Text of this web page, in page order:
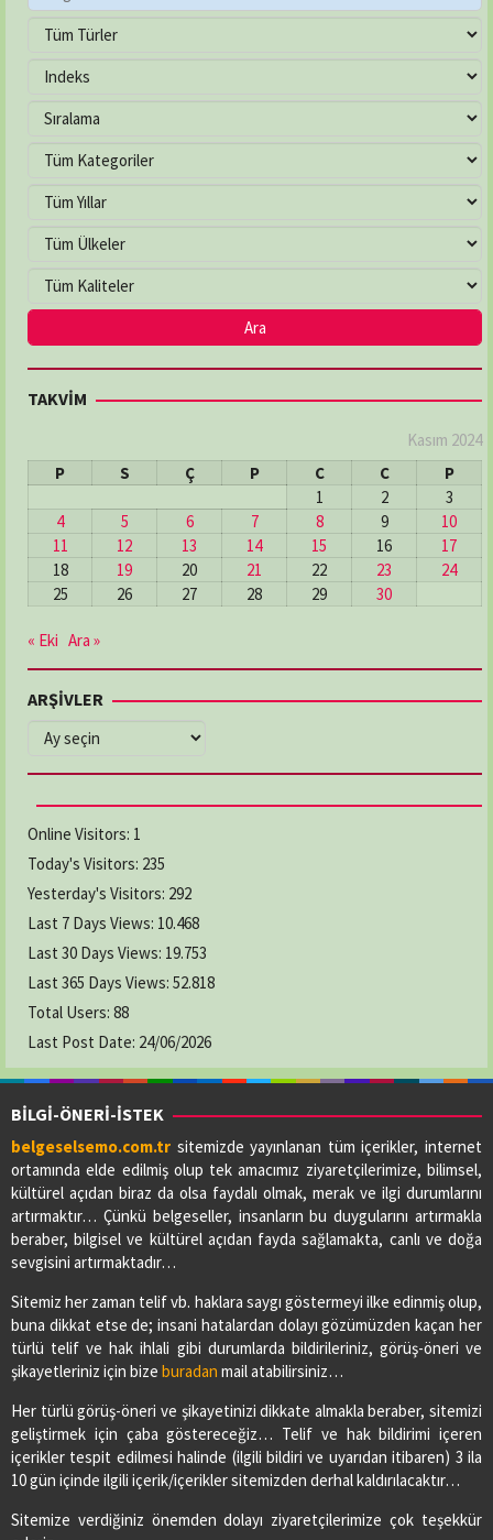
TAKVİM
Kasım 2024
P
S Ç P C C
P
1
2
3
4
5 6 7 8 9
10
11
12 13 14 15 16
17
18
19 20 21 22 23
24
25
26 27 28 29 30
« Eki Ara »
ARŞİVLER
ARŞİVLER
Online Visitors: 1
Today's Visitors: 235
Yesterday's Visitors: 292
Last 7 Days Views: 10.468
Last 30 Days Views: 19.753
Last 365 Days Views: 52.818
Total Users: 88
Last Post Date: 24/06/2026
BİLGİ-ÖNERİ-İSTEK
belgeselsemo.com.tr sitemizde yayınlanan tüm içerikler, internet
ortamında elde edilmiş olup tek amacımız ziyaretçilerimize, bilimsel,
kültürel açıdan biraz da olsa faydalı olmak, merak ve ilgi durumlarını
artırmaktır… Çünkü belgeseller, insanların bu duygularını artırmakla
beraber, bilgisel ve kültürel açıdan fayda sağlamakta, canlı ve doğa
sevgisini artırmaktadır…
Sitemiz her zaman telif vb. haklara saygı göstermeyi ilke edinmiş olup,
buna dikkat etse de; insani hatalardan dolayı gözümüzden kaçan her
türlü telif ve hak ihlali gibi durumlarda bildirileriniz, görüş-öneri ve
şikayetleriniz için bize buradan mail atabilirsiniz…
Her türlü görüş-öneri ve şikayetinizi dikkate almakla beraber, sitemizi
geliştirmek için çaba göstereceğiz… Telif ve hak bildirimi içeren
içerikler tespit edilmesi halinde (ilgili bildiri ve uyarıdan itibaren) 3 ila
10 gün içinde ilgili içerik/içerikler sitemizden derhal kaldırılacaktır…
Sitemize verdiğiniz önemden dolayı ziyaretçilerimize çok teşekkür